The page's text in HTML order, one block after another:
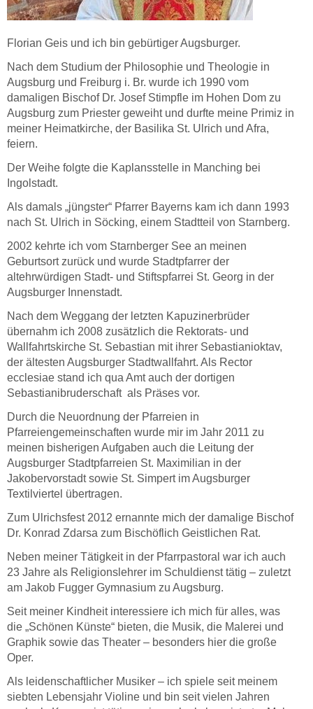
Florian Geis und ich bin gebürtiger Augsburger.
Nach dem Studium der Philosophie und Theologie in
Augsburg und Freiburg i. Br. wurde ich 1990 vom
damaligen Bischof Dr. Josef Stimpfle im Hohen Dom zu
Augsburg zum Priester geweiht und durfte meine Primiz in
meiner Heimatkirche, der Basilika St. Ulrich und Afra,
feiern.
Der Weihe folgte die Kaplansstelle in Manching bei
Ingolstadt.
Als damals „jüngster“ Pfarrer Bayerns kam ich dann 1993
nach St. Ulrich in Söcking, einem Stadtteil von Starnberg.
2002 kehrte ich vom Starnberger See an meinen
Geburtsort zurück und wurde Stadtpfarrer der
altehrwürdigen Stadt- und Stiftspfarrei St. Georg in der
Augsburger Innenstadt.
Nach dem Weggang der letzten Kapuzinerbrüder
übernahm ich 2008 zusätzlich die Rektorats- und
Wallfahrtskirche St. Sebastian mit ihrer Sebastianioktav,
der ältesten Augsburger Stadtwallfahrt. Als Rector
ecclesiae stand ich qua Amt auch der dortigen
Sebastianibruderschaft als Präses vor.
Durch die Neuordnung der Pfarreien in
Pfarreiengemeinschaften wurde mir im Jahr 2011 zu
meinen bisherigen Aufgaben auch die Leitung der
Augsburger Stadtpfarreien St. Maximilian in der
Jakobervorstadt sowie St. Simpert im Augsburger
Textilviertel übertragen.
Zum Ulrichsfest 2012 ernannte mich der damalige Bischof
Dr. Konrad Zdarsa zum Bischöflich Geistlichen Rat.
Neben meiner Tätigkeit in der Pfarrpastoral war ich auch
23 Jahre als Religionslehrer im Schuldienst tätig – zuletzt
am Jakob Fugger Gymnasium zu Augsburg.
Seit meiner Kindheit interessiere ich mich für alles, was
die „Schönen Künste“ bieten, die Musik, die Malerei und
Graphik sowie das Theater – besonders hier die große
Oper.
Als leidenschaftlicher Musiker – ich spiele seit meinem
siebten Lebensjahr Violine und bin seit vielen Jahren